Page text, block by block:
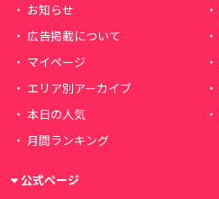
お知らせ
広告掲載について
マイページ
エリア別アーカイブ
本日の人気
月間ランキング
公式ページ